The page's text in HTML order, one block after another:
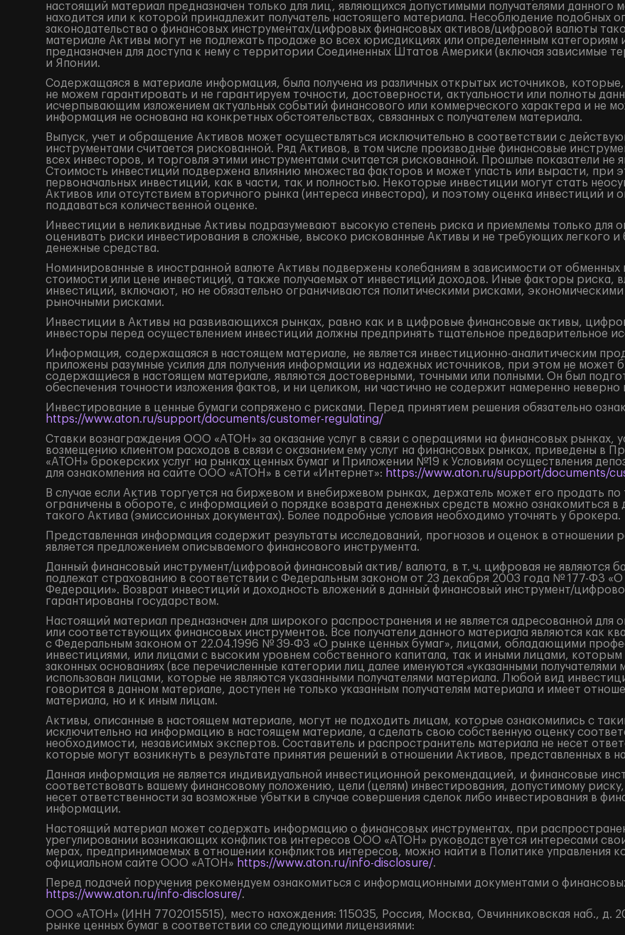
настоящий материал предназначен только для лиц, являющихся допустимыми получателями
находится или к которой принадлежит получатель настоящего материала. Несоблюдение подобных
законодательства о финансовых инструментах/цифровых финансовых активов/цифровой валюты
материале Активы могут не подлежать продаже во всех юрисдикциях или определенным
предназначен для доступа к нему с территории Соединенных Штатов Америки (включая зависимые
и Японии.
Содержащаяся в материале информация, была получена из различных открытых источников,
не можем гарантировать и не гарантируем точности, достоверности, актуальности или полноты
исчерпывающим изложением актуальных событий финансового или коммерческого характера и не
информация не основана на конкретных обстоятельствах, связанных с получателем материала.
Выпуск, учет и обращение Активов может осуществляться исключительно в соответствии с
инструментами считается рискованной. Ряд Активов, в том числе производные финансовые
всех инвесторов, и торговля этими инструментами считается рискованной. Прошлые показатели не
Стоимость инвестиций подвержена влиянию множества факторов и может упасть или вырасти, при
первоначальных инвестиций, как в части, так и полностью. Некоторые инвестиции могут стать
Активов или отсутствием вторичного рынка (интереса инвестора), и поэтому оценка инвестиций и
поддаваться количественной оценке.
Инвестиции в неликвидные Активы подразумевают высокую степень риска и приемлемы только для
оценивать риски инвестирования в сложные, высоко рискованные Активы и не требующих легкого
денежные средства.
Номинированные в иностранной валюте Активы подвержены колебаниям в зависимости от обменных
стоимости или цене инвестиций, а также получаемых от инвестиций доходов. Иные факторы риска,
инвестиций, включают, но не обязательно ограничиваются политическими рисками,
рыночными рисками.
Инвестиции в Активы на развивающихся рынках, равно как и в цифровые финансовые активы,
инвесторы перед осуществлением инвестиций должны предпринять тщательное предварительное
Информация, содержащаяся в настоящем материале, не является инвестиционно-аналитическим
приложены разумные усилия для получения информации из надежных источников, при этом не
содержащиеся в настоящем материале, являются достоверными, точными или полными. Он был
обеспечения точности изложения фактов, и ни целиком, ни частично не содержит намеренно
Инвестирование в ценные бумаги сопряжено с рисками. Перед принятием решения обязательно
https://www.aton.ru/support/documents/customer-regulating/
Ставки вознаграждения ООО «АТОН» за оказание услуг в связи с операциями на финансовых рынках,
возмещению клиентом расходов в связи с оказанием ему услуг на финансовых рынках, приведены в
«АТОН» брокерских услуг на рынках ценных бумаг и Приложении №19 к Условиям осуществления
для ознакомления на сайте ООО «АТОН» в сети «Интернет»: https://www.aton.ru/support/documents/
В случае если Актив торгуется на биржевом и внебиржевом рынках, держатель может его продать
ограничены в обороте, с информацией о порядке возврата денежных средств можно ознакомиться
такого Актива (эмиссионных документах). Более подробные условия необходимо уточнять у брокера.
Представленная информация содержит результаты исследований, прогнозов и оценок в отношении
является предложением описываемого финансового инструмента.
Данный финансовый инструмент/цифровой финансовый актив/ валюта, в т. ч. цифровая не являются
подлежат страхованию в соответствии с Федеральным законом от 23 декабря 2003 года № 177-ФЗ
Федерации». Возврат инвестиций и доходность вложений в данный финансовый инструмент/
гарантированы государством.
Настоящий материал предназначен для широкого распространения и не является адресованной для
или соответствующих финансовых инструментов. Все получатели данного материала являются как
с Федеральным законом от 22.04.1996 № 39-ФЗ «О рынке ценных бумаг», лицами, обладающими
инвестициями, или лицами с высоким уровнем собственного капитала, так и иными лицами,
законных основаниях (все перечисленные категории лиц далее именуются «указанными
использован лицами, которые не являются указанными получателями материала. Любой вид
говорится в данном материале, доступен не только указанным получателям материала и имеет
материала, но и к иным лицам.
Активы, описанные в настоящем материале, могут не подходить лицам, которые ознакомились с
исключительно на информацию в настоящем материале, а сделать свою собственную оценку
необходимости, независимых экспертов. Составитель и распространитель материала не несет
которые могут возникнуть в результате принятия решений в отношении Активов, представленных в
Данная информация не является индивидуальной инвестиционной рекомендацией, и финансовые
соответствовать вашему финансовому положению, цели (целям) инвестирования, допустимому
несет ответственности за возможные убытки в случае совершения сделок либо инвестирования в
информации.
Настоящий материал может содержать информацию о финансовых инструментах, при
урегулировании возникающих конфликтов интересов ООО «АТОН» руководствуется интересами
мерах, предпринимаемых в отношении конфликтов интересов, можно найти в Политике управления
официальном сайте ООО «АТОН» https://www.aton.ru/info-disclosure/.
Перед подачей поручения рекомендуем ознакомиться с информационными документами о
https://www.aton.ru/info-disclosure/.
ООО «АТОН» (ИНН 7702015515), место нахождения: 115035, Россия, Москва, Овчинниковская наб., д.
рынке ценных бумаг в соответствии со следующими лицензиями: